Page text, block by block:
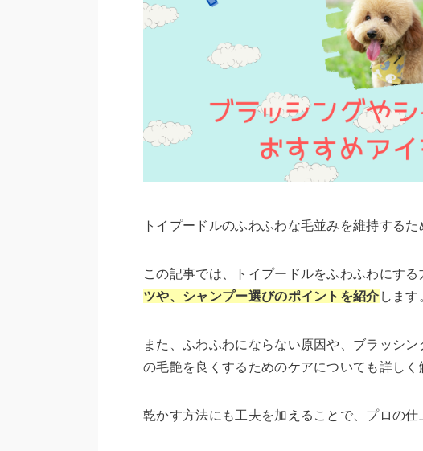
トイプードルのふわふわな毛並みを維持する
この記事では、トイプードルをふわふわにする
ツや、シャンプー選びのポイントを紹介 します
また、ふわふわにならない原因や、ブラッシ
の毛艶を良くするためのケアについても詳しく
乾かす方法にも工夫を加えることで、プロの仕